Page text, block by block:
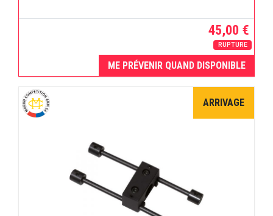
45,00 €
RUPTURE
ME PRÉVENIR QUAND DISPONIBLE
ARRIVAGE